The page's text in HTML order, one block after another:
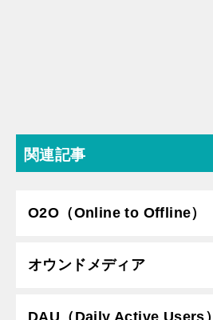
関連記事
O2O（Online to Offline）
オウンドメディア
DAU（Daily Active Users）